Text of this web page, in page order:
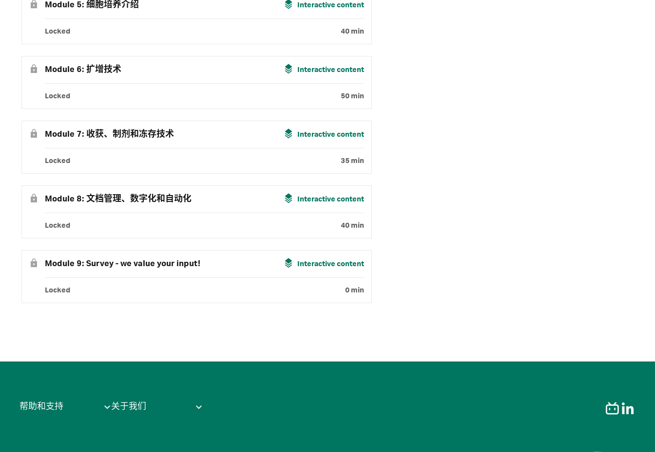
Module 5: 细胞培养介绍 Interactive content
Locked 40 min
Module 6: 扩增技术 Interactive content
Locked 50 min
Module 7: 收获、制剂和冻存技术 Interactive content
Locked 35 min
Module 8: 文档管理、数字化和自动化 Interactive content
Locked 40 min
Module 9: Survey - we value your input! Interactive content
Locked 0 min
帮助和支持 关于我们